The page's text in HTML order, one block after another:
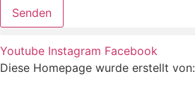
Senden
Youtube Instagram Facebook
Diese Homepage wurde erstellt von: